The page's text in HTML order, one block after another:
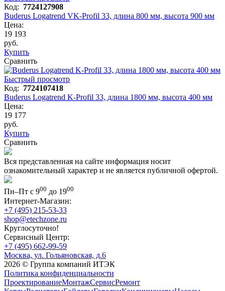
Код: 7724127908
Buderus Logatrend VK-Profil 33, длина 800 мм, высота 900 мм
Цена:
19 193
руб.
Купить
Сравнить
Быстрый просмотр
Код: 7724107418
Buderus Logatrend K-Profil 33, длина 1800 мм, высота 400 мм
Цена:
19 177
руб.
Купить
Сравнить
Вся представленная на сайте информация носит
ознакомительный характер и не является публичной офертой.
Пн–Пт с 900 до 1900
Интернет-Магазин:
+7 (495) 215-53-33
shop@etechzone.ru
Круглосуточно!
Сервисный Центр:
+7 (495) 662-99-59
Москва, ул. Гольяновская, д.6
2026 © Группа компаний ИТЭК
Политика конфиденциальности
ПроектированиеМонтажСервисРемонт